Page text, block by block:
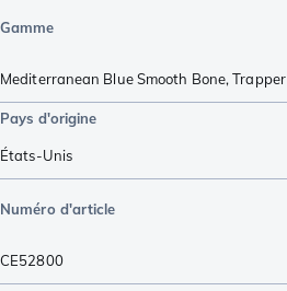
Gamme
Mediterranean Blue Smooth Bone,Trapper
Pays d'origine
États-Unis
Numéro d'article
CE52800